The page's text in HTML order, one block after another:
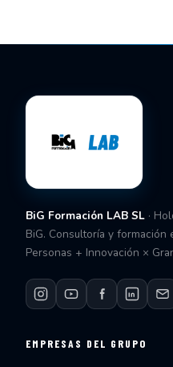
BiG Formación LAB SL ·
BiG. Consultoría y formación
Personas + Innovación ×
EMPRESAS DEL GRUPO